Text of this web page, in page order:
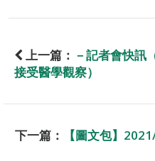
上一篇： －記者會快訊
接受醫學觀察）
下一篇：
【圖文包】